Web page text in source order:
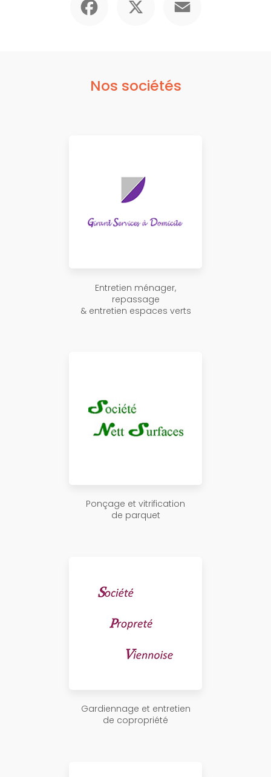
Nos sociétés
Entretien ménager,
repassage
& entretien espaces verts
Ponçage et vitrification
de parquet
Gardiennage et entretien
de copropriété